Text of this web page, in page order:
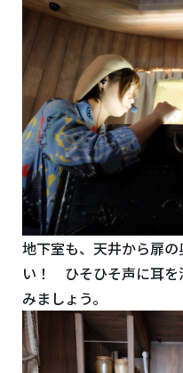
地下室も、天井から扉
い！ ひそひそ声に耳を
みましょう。